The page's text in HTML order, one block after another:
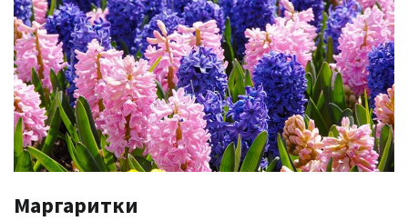
Маргаритки